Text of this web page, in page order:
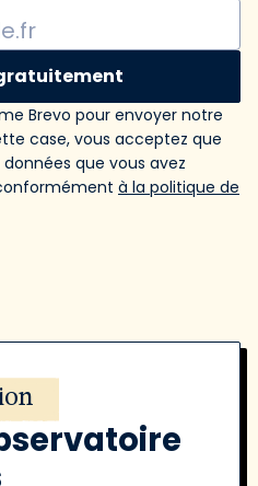
Brevo pour envoyer notre
case, vous acceptez que
que vous avez
à la politique de